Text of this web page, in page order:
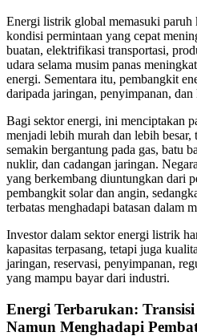
Energi listrik global memasuki paruh
kondisi permintaan yang cepat
buatan, elektrifikasi transportasi,
udara selama musim panas
energi. Sementara itu, pembangkit
daripada jaringan, penyimpanan, dan
Bagi sektor energi, ini menciptakan
menjadi lebih murah dan lebih besar,
semakin bergantung pada gas, batu
nuklir, dan cadangan jaringan.
yang berkembang diuntungkan dari
pembangkit solar dan angin,
terbatas menghadapi batasan dalam
Investor dalam sektor energi listrik
kapasitas terpasang, tetapi juga
jaringan, reservasi, penyimpanan,
yang mampu bayar dari industri.
Energi Terbarukan:
Namun Menghadapi